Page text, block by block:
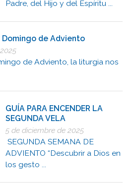
Padre, del Hijo y del Espíritu ...
de Adviento
de Adviento, la liturgia nos
GUÍA PARA ENCENDER LA
SEGUNDA VELA
5 de diciembre de 2025
SEGUNDA SEMANA DE
ADVIENTO “Descubrir a Dios en
los gesto ...